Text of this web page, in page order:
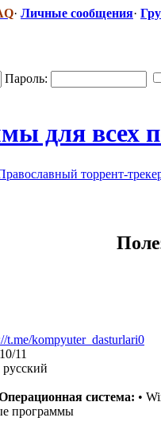
· Личные сообщения·
Пароль:
для всех
торрент-
t.me/kompyuter_dasturlari0
11
русский
система: •
программы